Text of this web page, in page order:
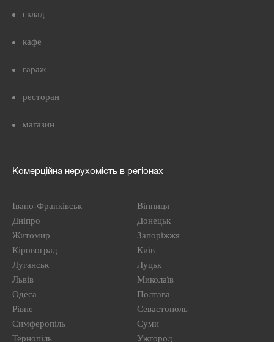
склад
кафе
гараж
ресторан
магазин
Комерційна нерухомість в регіонах
Івано-Франківськ
Вінниця
Дніпро
Донецьк
Житомир
Запоріжжя
Кіровоград
Київ
Луганськ
Луцьк
Львів
Миколаїв
Одеса
Полтава
Рівне
Севастополь
Симферопіль
Суми
Тернопіль
Ужгород